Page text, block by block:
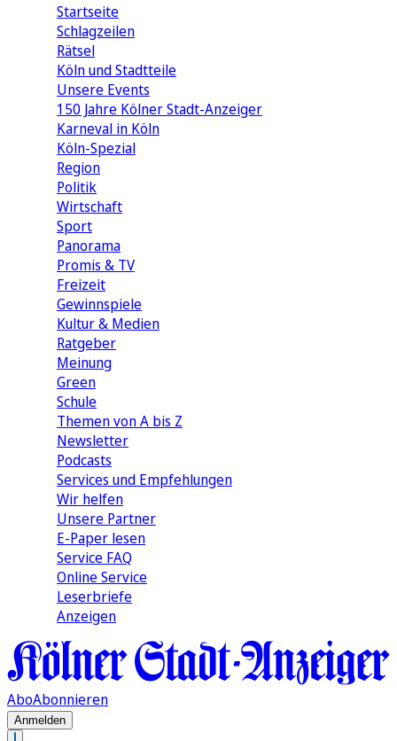
Startseite
Schlagzeilen
Rätsel
Köln und Stadtteile
Unsere Events
150 Jahre Kölner Stadt-Anzeiger
Karneval in Köln
Köln-Spezial
Region
Politik
Wirtschaft
Sport
Panorama
Promis & TV
Freizeit
Gewinnspiele
Kultur & Medien
Ratgeber
Meinung
Green
Schule
Themen von A bis Z
Newsletter
Podcasts
Services und Empfehlungen
Wir helfen
Unsere Partner
E-Paper lesen
Service FAQ
Online Service
Leserbriefe
Anzeigen
AboAbonnieren
Anmelden